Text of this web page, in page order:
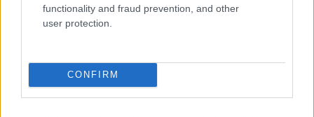
functionality and fraud prevention, and other
user protection.
CONFIRM
Τα μηνύματά του και όχι μόνο, θα αξιολογηθούν
από τα αρμόδια πειθαρχικά και εισαγγελικά
όργανα.